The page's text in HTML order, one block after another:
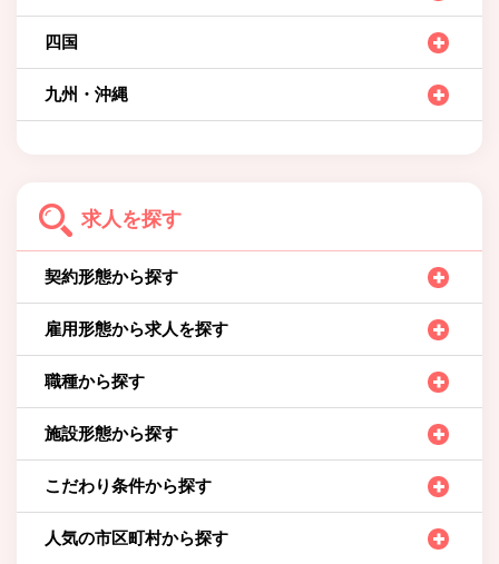
四国
九州・沖縄
求人を探す
契約形態から探す
雇用形態から求人を探す
職種から探す
施設形態から探す
こだわり条件から探す
人気の市区町村から探す